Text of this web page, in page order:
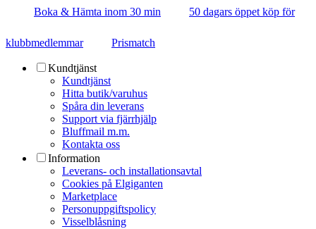
Boka & Hämta inom 30 min 50 dagars öppet köp för
klubbmedlemmar Prismatch
Kundtjänst
Kundtjänst
Hitta butik/varuhus
Spåra din leverans
Support via fjärrhjälp
Bluffmail m.m.
Kontakta oss
Information
Leverans- och installationsavtal
Cookies på Elgiganten
Marketplace
Personuppgiftspolicy
Visselblåsning